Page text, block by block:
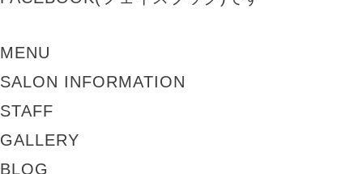
MENU
SALON INFORMATION
STAFF
GALLERY
BLOG